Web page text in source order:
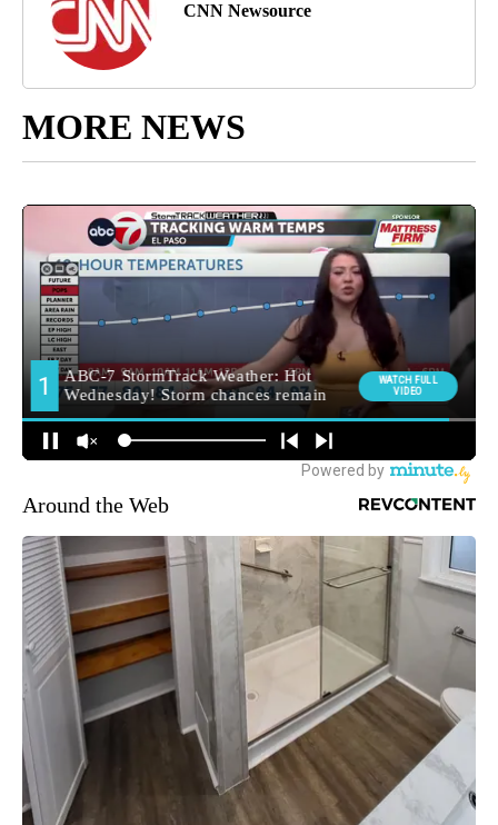
CNN Newsource
MORE NEWS
Around the Web